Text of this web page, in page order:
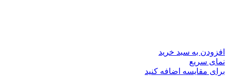
افزودن به سبد خرید
نمای سریع
برای مقایسه اضافه کنید